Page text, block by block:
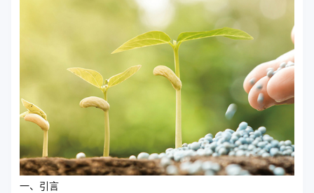
一、引言